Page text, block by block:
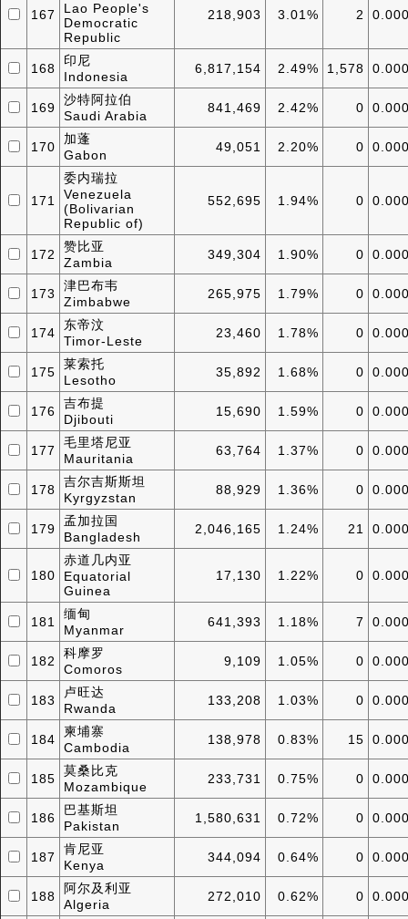
167
Lao People's
Democratic
Republic
218,903 3.01% 2
168
印尼
Indonesia
6,817,154 2.49% 1,578
169
沙特阿拉伯
Saudi Arabia
841,469 2.42% 0
170
加蓬
Gabon
49,051 2.20% 0
171
委内瑞拉
Venezuela
(Bolivarian
Republic of)
552,695 1.94% 0
172
赞比亚
Zambia
349,304 1.90% 0
173
津巴布韦
Zimbabwe
265,975 1.79% 0
174
东帝汶
Timor-Leste
23,460 1.78% 0
175
莱索托
Lesotho
35,892 1.68% 0
176
吉布提
Djibouti
15,690 1.59% 0
177
毛里塔尼亚
Mauritania
63,764 1.37% 0
178
吉尔吉斯斯坦
Kyrgyzstan
88,929 1.36% 0
179
孟加拉国
Bangladesh
2,046,165 1.24% 21
180
赤道几内亚
Equatorial
Guinea
17,130 1.22% 0
181
缅甸
Myanmar
641,393 1.18% 7
182
科摩罗
Comoros
9,109 1.05% 0
183
卢旺达
Rwanda
133,208 1.03% 0
184
柬埔寨
Cambodia
138,978 0.83% 15
185
莫桑比克
Mozambique
233,731 0.75% 0
186
巴基斯坦
Pakistan
1,580,631 0.72% 0
187
肯尼亚
Kenya
344,094 0.64% 0
188
阿尔及利亚
Algeria
272,010 0.62% 0